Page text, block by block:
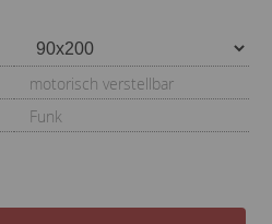
motorisch verstellbar
Funk